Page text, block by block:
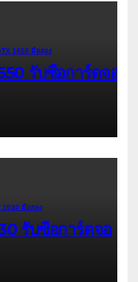
1650 มือสอง
รับซื้อการ์ดจอ
1030 มือสอง
รับซื้อการ์ดจอ